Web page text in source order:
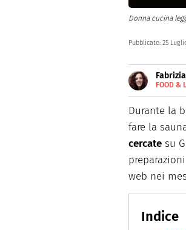
Donna cucina
Pubblicato: 25
FOOD &
Nata
Durante la
fare la
cercate su
web nei